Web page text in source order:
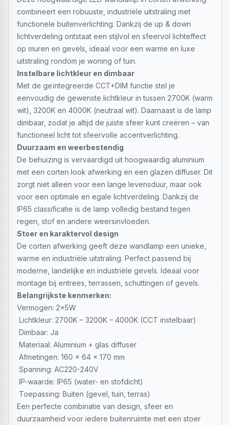
combineert een robuuste, industriële uitstraling met
functionele buitenverlichting. Dankzij de up & down
lichtverdeling ontstaat een stijlvol en sfeervol lichteffect
op muren en gevels, ideaal voor een warme en luxe
uitstraling rondom je woning of tuin.
Instelbare lichtkleur en dimbaar
Met de geïntegreerde CCT+DIM functie stel je
eenvoudig de gewenste lichtkleur in tussen 2700K (warm
wit), 3200K en 4000K (neutraal wit). Daarnaast is de lamp
dimbaar, zodat je altijd de juiste sfeer kunt creëren – van
functioneel licht tot sfeervolle accentverlichting.
Duurzaam en weerbestendig
De behuizing is vervaardigd uit hoogwaardig aluminium
met een corten look afwerking en een glazen diffuser. Dit
zorgt niet alleen voor een lange levensduur, maar ook
voor een optimale en egale lichtverdeling. Dankzij de
IP65 classificatie is de lamp volledig bestand tegen
regen, stof en andere weersinvloeden.
Stoer en karaktervol design
De corten afwerking geeft deze wandlamp een unieke,
warme en industriële uitstraling. Perfect passend bij
moderne, landelijke en industriële gevels. Ideaal voor
montage bij entrees, terrassen, schuttingen of gevels.
Belangrijkste kenmerken:
Vermogen: 2x5W
Lichtkleur: 2700K – 3200K – 4000K (CCT instelbaar)
Dimbaar: Ja
Materiaal: Aluminium + glas diffuser
Afmetingen: 160 x 64 x 170 mm
Spanning: AC220-240V
IP-waarde: IP65 (water- en stofdicht)
Toepassing: Buiten (gevel, tuin, terras)
Een perfecte combinatie van design, sfeer en
duurzaamheid voor iedere buitenruimte met een stoer